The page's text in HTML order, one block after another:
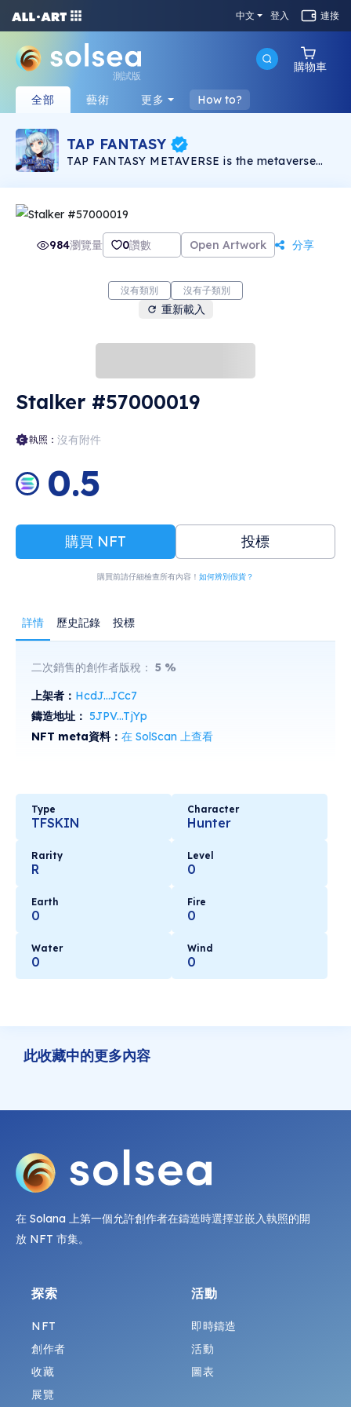
中文 登入 連接
測試版
購物車
全部 藝術 更多 How to?
TAP FANTASY
TAP FANTASY METAVERSE is the metaverse
FANTASY, which has been recommended by
users, and more than 1 million DAU worldwide.
characters and NFT skins.
984瀏覽量 0讚數 Open Artwork 分享
沒有類別 沒有子類別
重新載入
Stalker #57000019
執照： 沒有附件
0.5
購買 NFT 投標
購買前請仔細檢查所有內容！ 如何辨別假貨？
詳情 歷史記錄 投標
二次銷售的創作者版稅： 5 %
上架者： HcdJ...JCc7
鑄造地址： 5JPV...TjYp
NFT meta資料： 在 SolScan 上查看
Type
TFSKIN
Character
Hunter
Rarity
R
Level
0
Earth
0
Fire
0
Water
0
Wind
0
此收藏中的更多內容
在 Solana 上第一個允許創作者在鑄造時選擇並嵌入執照的開
放 NFT 市集。
探索
NFT
創作者
收藏
展覽
活動
即時鑄造
活動
圖表